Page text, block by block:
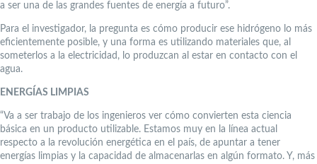
a ser una de las grandes fuentes de energía a futuro”.
Para el investigador, la pregunta es cómo producir ese hidrógeno lo más
eficientemente posible, y una forma es utilizando materiales que, al
someterlos a la electricidad, lo produzcan al estar en contacto con el
agua.
ENERGÍAS LIMPIAS
“Va a ser trabajo de los ingenieros ver cómo convierten esta ciencia
básica en un producto utilizable. Estamos muy en la línea actual
respecto a la revolución energética en el país, de apuntar a tener
energías limpias y la capacidad de almacenarlas en algún formato. Y, más